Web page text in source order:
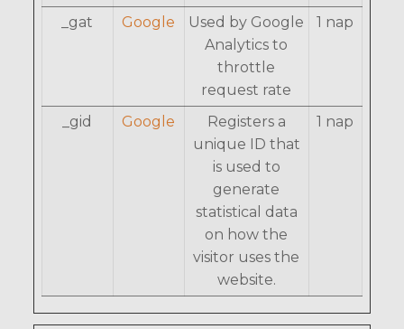
_gat Google
Used by Google
Analytics to
throttle
request rate
1 nap
_gid Google
Registers a
unique ID that
is used to
generate
statistical data
on how the
visitor uses the
website.
1 nap